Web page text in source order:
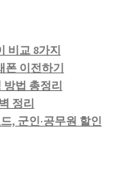
비교 8가지
폰 이전하기
방법 총정리
정리
, 군인·공무원 할인